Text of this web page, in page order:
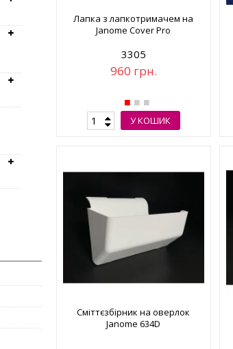
Лапка з лапкотримачем на
Janome Cover Pro
3305
960 грн.
У КОШИК
Сміттєзбірник на оверлок
Janome 634D